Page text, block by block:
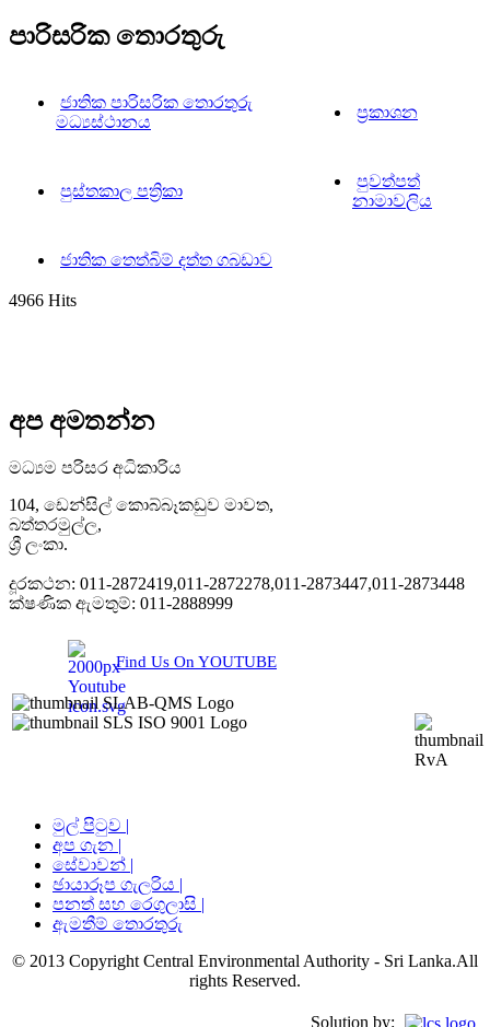
පාරිසරික තොරතුරු
ජාතික පාරිසරික තොරතුරු
මධ්‍යස්ථානය
ප්‍රකාශන
පුස්තකාල පත්‍රිකා
පුවත්පත්
නාමාවලිය
ජාතික තෙත්බිම් දත්ත ගබඩාව
4966 Hits
අප අමතන්න
මධ්‍යම පරිසර අධිකාරිය
104, ඩෙන්සිල් කොබ්බෑකඩුව මාවත,
බත්තරමුල්ල,
ශ්‍රී ලංකා.
දූරකථන: 011-2872419,011-2872278,011-2873447,011-2873448
ක්ෂණික ඇමතුම්: 011-2888999
Find Us On YOUTUBE
මුල් පිටුව |
අප ගැන |
සේවාවන් |
ඡායාරූප ගැලරිය |
පනත් සහ රෙගුලාසි |
ඇමතීම් තොරතුරු
© 2013 Copyright Central Environmental Authority - Sri Lanka.All
rights Reserved.
Solution by: